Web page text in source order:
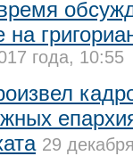
на
года, 10:55
29